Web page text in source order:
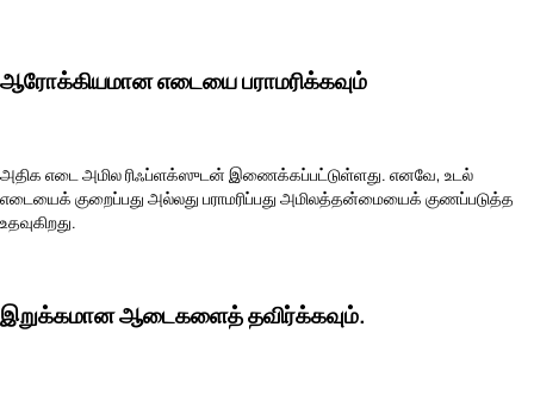
ஆரோக்கியமான எடையை பராமரிக்கவும்
அதிக எடை அமில ரிஃப்ளக்ஸுடன் இணைக்கப்பட்டுள்ளது. எனவே, உடல்
எடையைக் குறைப்பது அல்லது பராமரிப்பது அமிலத்தன்மையைக் குணப்படுத்த
உதவுகிறது.
இறுக்கமான ஆடைகளைத் தவிர்க்கவும்.